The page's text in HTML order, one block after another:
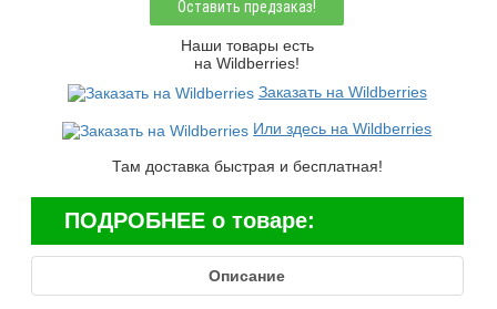
Оставить предзаказ!
Наши товары есть
на Wildberries!
Заказать на Wildberries
Или здесь на Wildberries
Там доставка быстрая и бесплатная!
ПОДРОБНЕЕ о товаре:
Описание